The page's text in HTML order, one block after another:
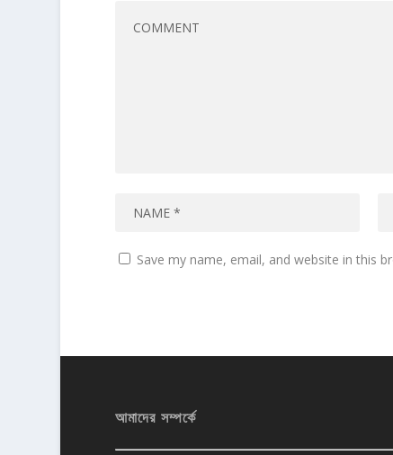
Save my name, email, and website in this
আমাদের সম্পর্কে